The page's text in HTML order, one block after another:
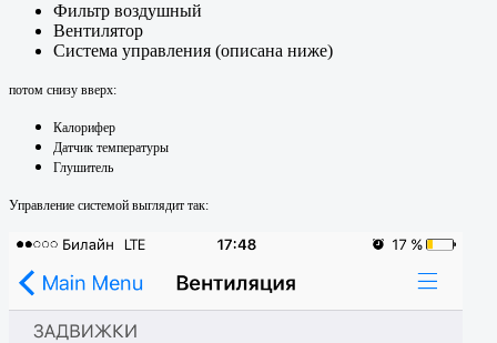
Фильтр воздушный
Вентилятор
Система управления (описана ниже)
потом снизу вверх:
Калорифер
Датчик температуры
Глушитель
Управление системой выглядит так: